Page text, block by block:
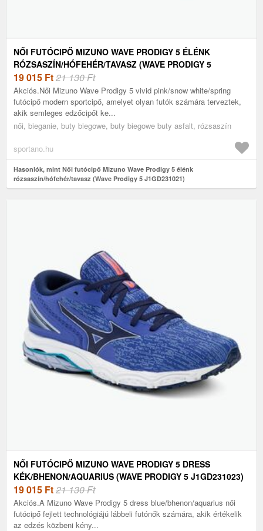
NŐI FUTÓCIPŐ MIZUNO WAVE PRODIGY 5 ÉLÉNK
RÓZSASZÍN/HÓFEHÉR/TAVASZ (WAVE PRODIGY 5
J1GD231021)
19 015 Ft21 130 Ft
Akciós.Női Mizuno Wave Prodigy 5 vivid pink/snow white/spring
futócipő modern sportcipő, amelyet olyan futók számára terveztek,
akik semleges edzőcipőt ke...
női, bieganie, buty biegowe, buty biegowe buty asfalt, rózsaszín
sportano.hu
Hasonlók, mint Női futócipő Mizuno Wave Prodigy 5 élénk
rózsaszín/hófehér/tavasz (Wave Prodigy 5 J1GD231021)
NŐI FUTÓCIPŐ MIZUNO WAVE PRODIGY 5 DRESS
KÉK/BHENON/AQUARIUS (WAVE PRODIGY 5 J1GD231023)
19 015 Ft21 130 Ft
Akciós.A Mizuno Wave Prodigy 5 dress blue/bhenon/aquarius női
futócipő fejlett technológiájú lábbeli futónők számára, akik értékelik
az edzés közbeni kény...